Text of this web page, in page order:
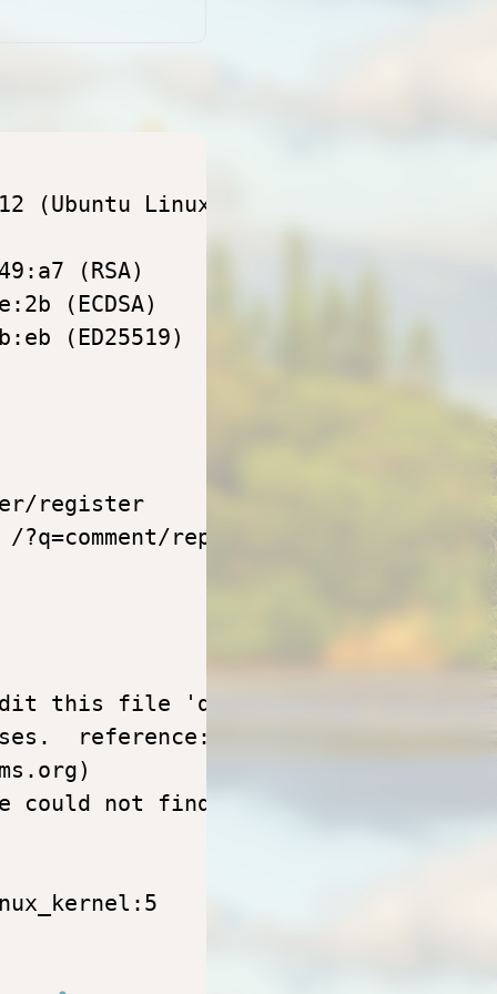
(Ubuntu Linux; protocol 2.0)
(RSA)
(ECDSA)
(ED25519)
register
reply
this file 'description' to name
reference:https://
could not find at least 1 open and